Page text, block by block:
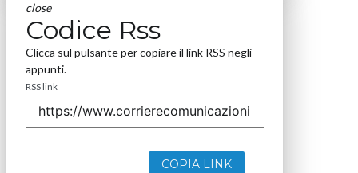
close
Codice Rss
Clicca sul pulsante per copiare il link RSS negli
appunti.
RSS link
COPIA LINK